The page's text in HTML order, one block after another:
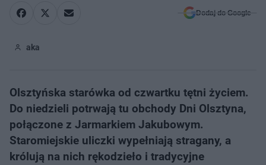
Dodaj do Google
aka
Olsztyńska starówka od czwartku tętni życiem.
Do niedzieli potrwają tu obchody Dni Olsztyna,
połączone z Jarmarkiem Jakubowym.
Staromiejskie uliczki wypełniają stragany, a
królują na nich rękodzieło i tradycyjne